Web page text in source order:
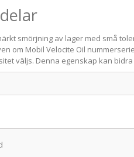
smörjning av lager med små
om Mobil Velocite Oil
väljs. Denna egenskap kan